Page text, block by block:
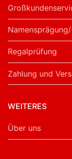
Regalprüfung
Zahlung und
WEITERES
Über uns